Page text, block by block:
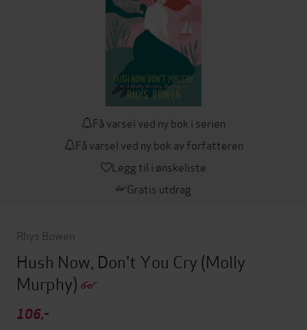
Få varsel ved ny bok i serien
Få varsel ved ny bok av forfatteren
Legg til i ønskeliste
Gratis utdrag
Rhys Bowen
Hush Now, Don't You Cry (Molly
Murphy)
106,-